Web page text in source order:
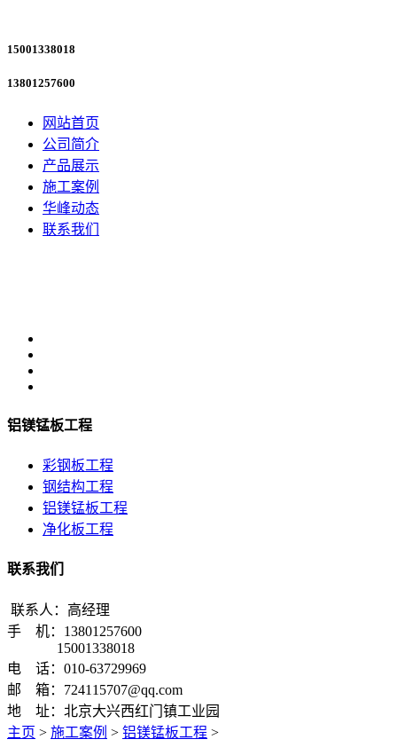
15001338018
13801257600
网站首页
公司简介
产品展示
施工案例
华峰动态
联系我们
铝镁锰板工程
彩钢板工程
钢结构工程
铝镁锰板工程
净化板工程
联系我们
联系人：高经理
手 机：13801257600
15001338018
电 话：010-63729969
邮 箱：724115707@qq.com
地 址：北京大兴西红门镇工业园
主页 > 施工案例 > 铝镁锰板工程 >